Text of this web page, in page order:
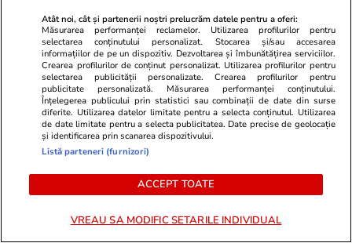
TVMania.ro
Fără filtre pe plajă! Cele mai
spectaculoase poze cu vedetele
noastre în costum de baie [FOTO]
A plătit
apartament
Residence.
urmat: "Am
PARTENERI
Atât noi, cât și partenerii noștri prelucrăm datele pentru a oferi:
Măsurarea performanței reclamelor. Utilizarea profilurilor pentru
selectarea conținutului personalizat. Stocarea și/sau accesarea
informațiilor de pe un dispozitiv. Dezvoltarea și îmbunătățirea serviciilor.
Crearea profilurilor de conținut personalizat. Utilizarea profilurilor pentru
selectarea publicității personalizate. Crearea profilurilor pentru
publicitate personalizată. Măsurarea performanței conținutului.
Înțelegerea publicului prin statistici sau combinații de date din surse
diferite. Utilizarea datelor limitate pentru a selecta conținutul. Utilizarea
de date limitate pentru a selecta publicitatea. Date precise de geolocație
și identificarea prin scanarea dispozitivului.
Listă parteneri (furnizori)
ACCEPT TOATE
VREAU SA MODIFIC SETARILE INDIVIDUAL